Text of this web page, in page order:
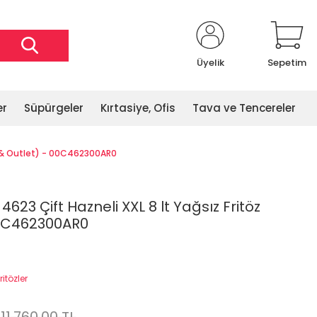
Üyelik Sepetim
Süpürgeler Kırtasiye, Ofis Tava ve Tencereler
Outlet) - 00C462300AR0
Çift Hazneli XXL 8 lt Yağsız Fritöz